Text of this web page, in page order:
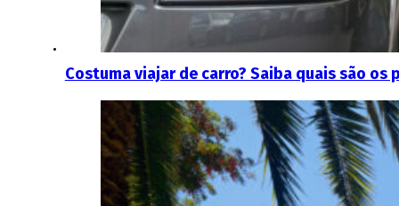
Costuma viajar de carro? Saiba quais são